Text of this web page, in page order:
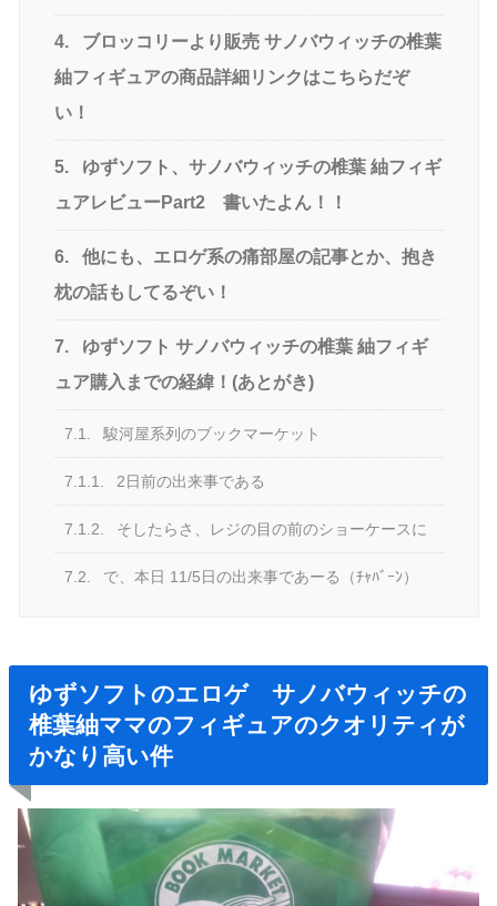
4.
ブロッコリーより販売 サノバウィッチの椎葉
紬フィギュアの商品詳細リンクはこちらだぞ
い！
5.
ゆずソフト、サノバウィッチの椎葉 紬フィギ
ュアレビューPart2 書いたよん！！
6.
他にも、エロゲ系の痛部屋の記事とか、抱き
枕の話もしてるぞい！
7.
ゆずソフト サノバウィッチの椎葉 紬フィギ
ュア購入までの経緯！(あとがき)
7.1. 駿河屋系列のブックマーケット
7.1.1. 2日前の出来事である
7.1.2. そしたらさ、レジの目の前のショーケースに
7.2. で、本日 11/5日の出来事であーる（ﾁｬﾊﾞｰﾝ）
ゆずソフトのエロゲ サノバウィッチの
椎葉紬ママのフィギュアのクオリティが
かなり高い件